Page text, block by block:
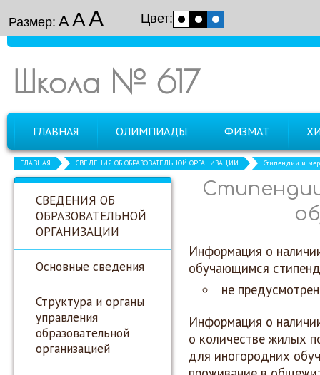
Размер: ААА Цвет:
Школа № 617
ГЛАВНАЯ ОЛИМПИАДЫ ФИЗМАТ
ГЛАВНАЯ СВЕДЕНИЯ ОБ ОБРАЗОВАТЕЛЬНОЙ ОРГАНИЗАЦИИ Стипендии и
СВЕДЕНИЯ ОБ
ОБРАЗОВАТЕЛЬНОЙ
ОРГАНИЗАЦИИ
Основные сведения
Структура и органы
управления
образовательной
организацией
Информация о
обучающимся
не
Информация о
о количестве жилых
для иногородних